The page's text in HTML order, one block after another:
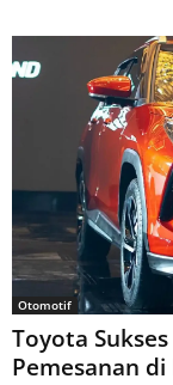
Otomotif
Toyota
Pemesanan di